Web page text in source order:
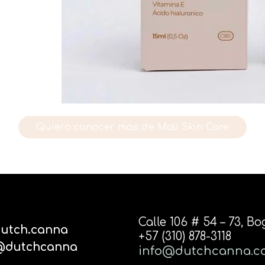
Quiero conocer mas de Mali Skin Care
Calle 106 # 54 – 73,
+57 (310) 878-3118